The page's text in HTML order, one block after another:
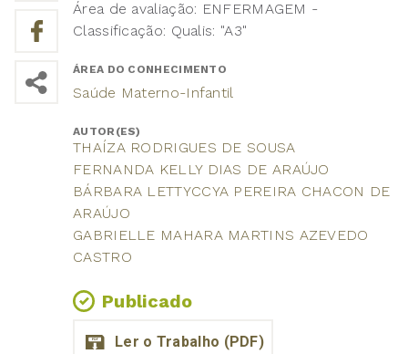
Área de avaliação: ENFERMAGEM -
Classificação: Qualis: "A3"
ÁREA DO CONHECIMENTO
Saúde Materno-Infantil
AUTOR(ES)
THAÍZA RODRIGUES DE SOUSA
FERNANDA KELLY DIAS DE ARAÚJO
BÁRBARA LETTYCCYA PEREIRA CHACON DE
ARAÚJO
GABRIELLE MAHARA MARTINS AZEVEDO
CASTRO
Publicado